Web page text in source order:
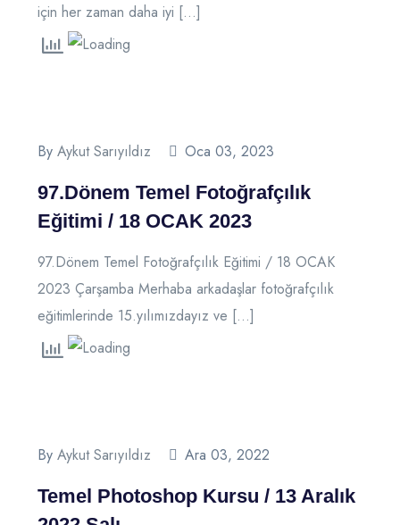
için her zaman daha iyi […]
By Aykut Sarıyıldız Oca 03, 2023
97.Dönem Temel Fotoğrafçılık
Eğitimi / 18 OCAK 2023
97.Dönem Temel Fotoğrafçılık Eğitimi / 18 OCAK
2023 Çarşamba Merhaba arkadaşlar fotoğrafçılık
eğitimlerinde 15.yılımızdayız ve […]
By Aykut Sarıyıldız Ara 03, 2022
Temel Photoshop Kursu / 13 Aralık